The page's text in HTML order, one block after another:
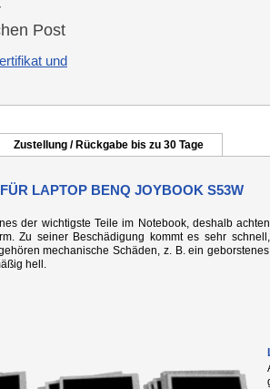
Post
und
Zustellung / Rückgabe bis zu 30 Tage
LAPTOP BENQ JOYBOOK S53W
der wichtigste Teile im Notebook, deshalb
Zu seiner Beschädigung kommt es sehr
mechanische Schäden, z. B. ein
hell.